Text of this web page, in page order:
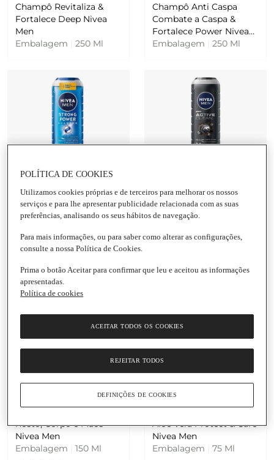
Champô Revitaliza &
Fortalece Deep Nivea
Men
Embalagem
250 Ml
Champô Anti Caspa
Combate a Caspa &
Fortalece Power Nivea
Men
Embalagem 250 Ml
10,30 €
20,60 € / Litro
Shampo Strong Power
Embalagem|500 Ml
8,79 €
17,58 € / Litro
Shampo Active Clean
Embalagem|500 Ml
Adicionar
6,89 €
Rosto, Corpo e Mãos
Nivea Men
Embalagem
150 Ml
10,29 €
137,20 € / Litro
Aloe Vera Protect & Care
Nivea Men
Embalagem
75 Ml
POLÍTICA DE COOKIES
Utilizamos cookies próprias e de terceiros para melhorar os nossos
serviços e para lhe apresentar publicidade relacionada com as suas
preferências, analisando os seus hábitos de navegação.
Para mais informações, ou para saber como alterar as configurações,
consulte a nossa Política de Cookies.
Prima o botão Aceitar para confirmar que leu e aceitou as informações
apresentadas.
Política de cookies
REJEITAR TODOS
ACEITAR TODOS OS COOKIES
DEFINIÇÕES DE COOKIES